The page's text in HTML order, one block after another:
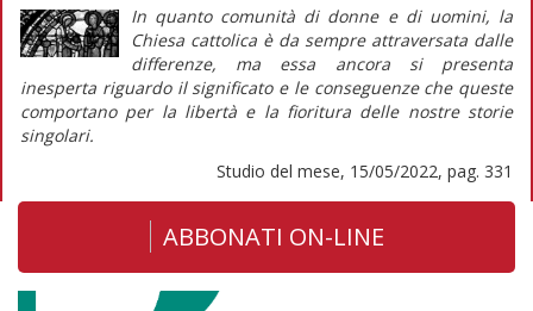
In quanto comunità di donne e di uomini, la
Chiesa cattolica è da sempre attraversata dalle
differenze, ma essa ancora si presenta
inesperta riguardo il significato e le conseguenze che queste
comportano per la libertà e la fioritura delle nostre storie
singolari.
Studio del mese, 15/05/2022, pag. 331
ABBONATI ON-LINE